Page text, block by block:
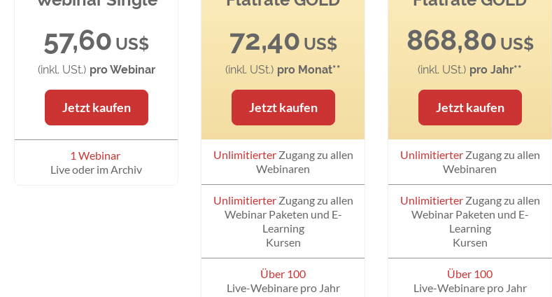
57,60US$
(inkl. USt.) pro Webinar
Jetzt kaufen
1 Webinar
Live oder im Archiv
72,40US$
(inkl. USt.) pro Monat**
Jetzt kaufen
UnlimitierterZugang zu allen
Webinaren
UnlimitierterZugang zu allen
Webinar Paketen und E-
Learning
Kursen
Über 100
Live-Webinare pro Jahr
868,80US$
(inkl. USt.) pro Jahr**
Jetzt kaufen
UnlimitierterZugang zu allen
Webinaren
UnlimitierterZugang zu allen
Webinar Paketen und E-
Learning
Kursen
Über 100
Live-Webinare pro Jahr